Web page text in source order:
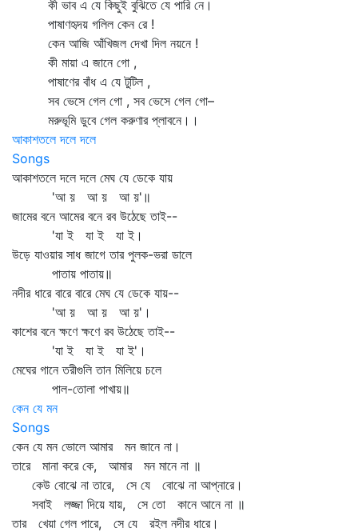
কী ভাব এ যে কিছুই বুঝিতে যে পারি নে।
পাষাণহৃদয় গলিল কেন রে !
কেন আজি আঁখিজল দেখা দিল নয়নে !
কী মায়া এ জানে গো ,
পাষাণের বাঁধ এ যে টুটিল ,
সব ভেসে গেল গো , সব ভেসে গেল গো–
মরুভূমি ডুবে গেল করুণার প্লাবনে।।
আকাশতলে দলে দলে
Songs
আকাশতলে দলে দলে মেঘ যে ডেকে যায়
'আ য় আ য় আ য়'॥
জামের বনে আমের বনে রব উঠেছে তাই--
'যা ই যা ই যা ই।
উড়ে যাওয়ার সাধ জাগে তার পুলক-ভরা ডালে
পাতায় পাতায়॥
নদীর ধারে বারে বারে মেঘ যে ডেকে যায়--
'আ য় আ য় আ য়'।
কাশের বনে ক্ষণে ক্ষণে রব উঠেছে তাই--
'যা ই যা ই যা ই'।
মেঘের গানে তরীগুলি তান মিলিয়ে চলে
পাল-তোলা পাখায়॥
কেন যে মন
Songs
কেন যে মন ভোলে আমার মন জানে না।
তারে মানা করে কে, আমার মন মানে না ॥
কেউ বোঝে না তারে, সে যে বোঝে না আপ্‌নারে।
সবাই লজ্জা দিয়ে যায়, সে তো কানে আনে না ॥
তার খেয়া গেল পারে, সে যে রইল নদীর ধারে।